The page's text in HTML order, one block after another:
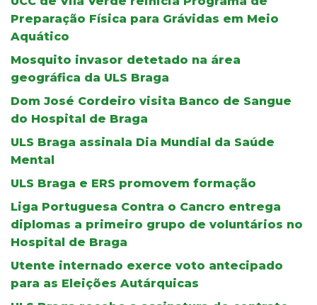
Preparação Física para Grávidas em Meio
Aquático
Mosquito invasor detetado na área
geográfica da ULS Braga
Dom José Cordeiro visita Banco de Sangue
do Hospital de Braga
ULS Braga assinala Dia Mundial da Saúde
Mental
ULS Braga e ERS promovem formação
Liga Portuguesa Contra o Cancro entrega
diplomas a primeiro grupo de voluntários no
Hospital de Braga
Utente internado exerce voto antecipado
para as Eleições Autárquicas